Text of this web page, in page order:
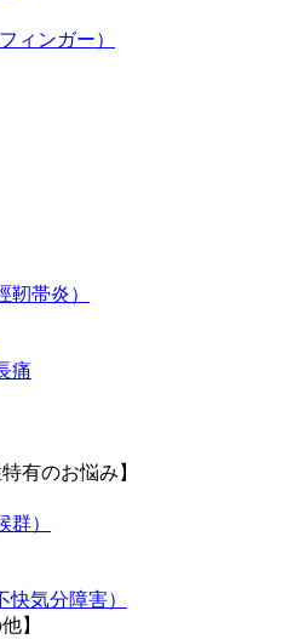
ィンガー）
靭帯炎）
痛
有のお悩み】
群）
気分障害）
】